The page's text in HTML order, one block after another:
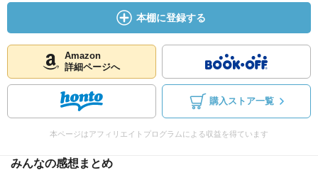
本棚に登録する
Amazon
詳細ページへ
購入ストア一覧
本ページはアフィリエイトプログラムによる収益を得ています
みんなの感想まとめ